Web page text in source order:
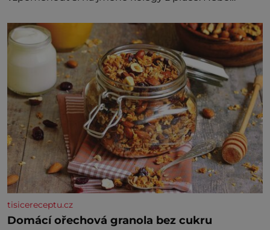
nedávno přečetli. Je to opravdu tak, s věkem jako
kdyby se paměť rozhodla stávkovat. Cvičte
tisicereceptu.cz
Domácí ořechová granola bez cukru